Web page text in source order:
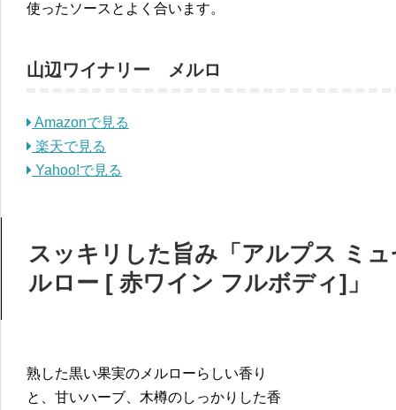
使ったソースとよく合います。
山辺ワイナリー メルロ
Amazonで見る
楽天で見る
Yahoo!で見る
スッキリした旨み「アルプス ミ
ルロー [ 赤ワイン フルボディ]」
熟した黒い果実のメルローらしい香り
と、甘いハーブ、木樽のしっかりした香